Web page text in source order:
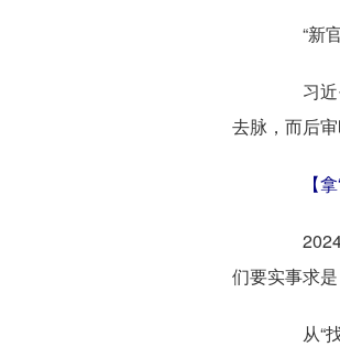
“新官
习近平
去脉，而后
【
2024
们要实事求
从“找